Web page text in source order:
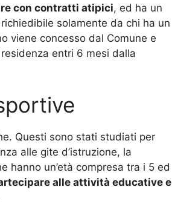
con contratti atipici, ed ha un
solamente da chi ha un
viene concesso dal Comune e
entri 6 mesi dalla
Questi sono stati studiati per
alle gite d’istruzione, la
hanno un’età compresa tra i 5 ed
alle attività educative e